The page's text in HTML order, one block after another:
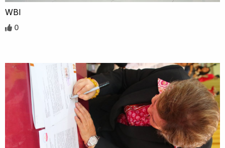
WBI
0